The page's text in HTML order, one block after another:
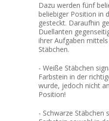
Dazu werden fünf
beliebiger Position in
gesteckt. Daraufhin
Duellanten
ihrer Aufgaben
Stäbchen.
- Weiße Stäbchen
Farbstein in der
wurde, jedoch nicht
Position!
- Schwarze Stäbchen